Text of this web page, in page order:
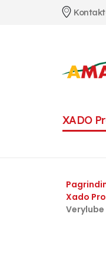
XADO
Xado
Verylube